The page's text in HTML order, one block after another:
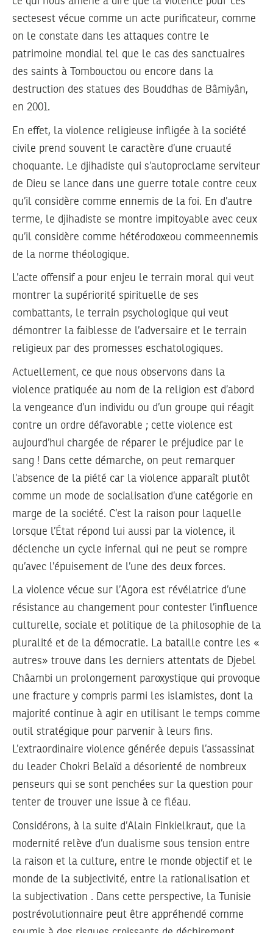
sectesest vécue comme un acte purificateur, comme
on le constate dans les attaques contre le
patrimoine mondial tel que le cas des sanctuaires
des saints à Tombouctou ou encore dans la
destruction des statues des Bouddhas de Bâmiyân,
en 2001.
En effet, la violence religieuse infligée à la société
civile prend souvent le caractère d’une cruauté
choquante. Le djihadiste qui s’autoproclame serviteur
de Dieu se lance dans une guerre totale contre ceux
qu’il considère comme ennemis de la foi. En d’autre
terme, le djihadiste se montre impitoyable avec ceux
qu’il considère comme hétérodoxeou commeennemis
de la norme théologique.
L’acte offensif a pour enjeu le terrain moral qui veut
montrer la supériorité spirituelle de ses
combattants, le terrain psychologique qui veut
démontrer la faiblesse de l’adversaire et le terrain
religieux par des promesses eschatologiques.
Actuellement, ce que nous observons dans la
violence pratiquée au nom de la religion est d’abord
la vengeance d’un individu ou d’un groupe qui réagit
contre un ordre défavorable ; cette violence est
aujourd’hui chargée de réparer le préjudice par le
sang ! Dans cette démarche, on peut remarquer
l’absence de la piété car la violence apparaît plutôt
comme un mode de socialisation d’une catégorie en
marge de la société. C’est la raison pour laquelle
lorsque l’État répond lui aussi par la violence, il
déclenche un cycle infernal qui ne peut se rompre
qu’avec l’épuisement de l’une des deux forces.
La violence vécue sur l’Agora est révélatrice d’une
résistance au changement pour contester l’influence
culturelle, sociale et politique de la philosophie de la
pluralité et de la démocratie. La bataille contre les «
autres» trouve dans les derniers attentats de Djebel
Châambi un prolongement paroxystique qui provoque
une fracture y compris parmi les islamistes, dont la
majorité continue à agir en utilisant le temps comme
outil stratégique pour parvenir à leurs fins.
L’extraordinaire violence générée depuis l’assassinat
du leader Chokri Belaïd a désorienté de nombreux
penseurs qui se sont penchées sur la question pour
tenter de trouver une issue à ce fléau.
Considérons, à la suite d’Alain Finkielkraut, que la
modernité relève d’un dualisme sous tension entre
la raison et la culture, entre le monde objectif et le
monde de la subjectivité, entre la rationalisation et
la subjectivation . Dans cette perspective, la Tunisie
postrévolutionnaire peut être appréhendé comme